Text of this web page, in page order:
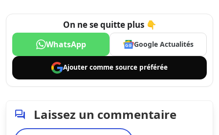
On ne se quitte plus 👇
WhatsApp Google Actualités
Ajouter comme source préférée
Laissez un commentaire